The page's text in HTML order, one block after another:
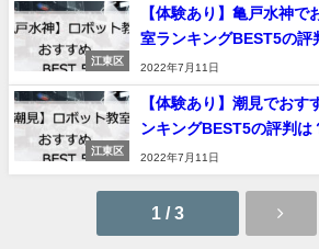
江東区
【体験あり】亀戸水神で
室ランキングBEST5の評
2022年7月11日
江東区
【体験あり】潮見でおす
ンキングBEST5の評判は
2022年7月11日
1 / 3